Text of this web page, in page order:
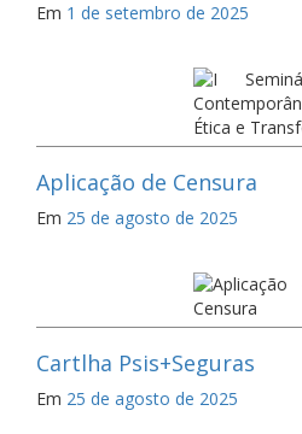
Em 1 de setembro de 2025
Aplicação de Censura
Em 25 de agosto de 2025
Cartlha Psis+Seguras
Em 25 de agosto de 2025